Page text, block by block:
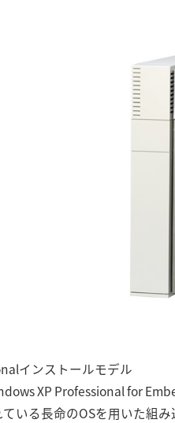
インストールモデル
XP Professional for
いる長命のOSを用いた組